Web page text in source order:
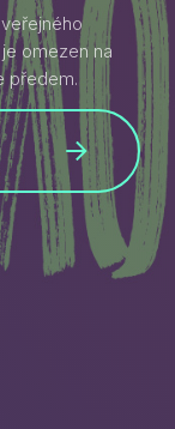
omezen na
předem.